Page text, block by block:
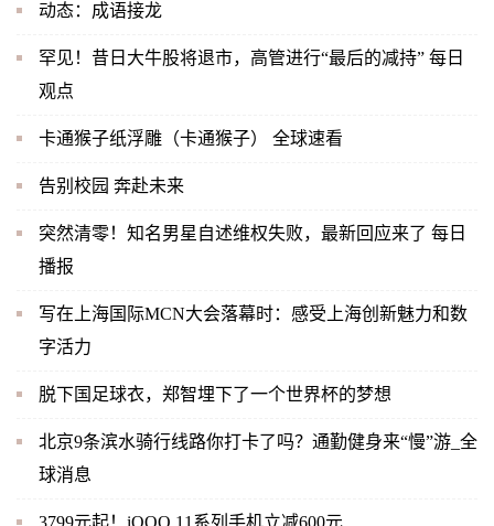
动态：成语接龙
罕见！昔日大牛股将退市，高管进行“最后的减持” 每日
观点
卡通猴子纸浮雕（卡通猴子） 全球速看
告别校园 奔赴未来
突然清零！知名男星自述维权失败，最新回应来了 每日
播报
写在上海国际MCN大会落幕时：感受上海创新魅力和数
字活力
脱下国足球衣，郑智埋下了一个世界杯的梦想
北京9条滨水骑行线路你打卡了吗？通勤健身来“慢”游_全
球消息
3799元起！iQOO 11系列手机立减600元